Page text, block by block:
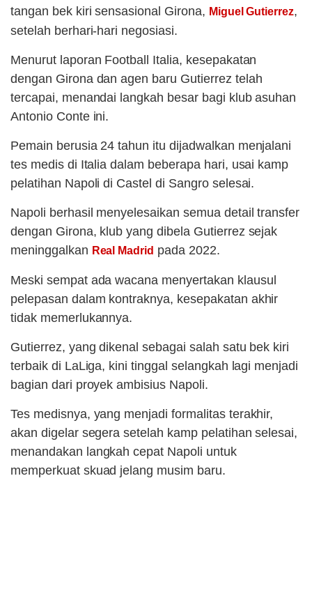
tangan bek kiri sensasional Girona, Miguel Gutierrez,
setelah berhari-hari negosiasi.
Menurut laporan Football Italia, kesepakatan
dengan Girona dan agen baru Gutierrez telah
tercapai, menandai langkah besar bagi klub asuhan
Antonio Conte ini.
Pemain berusia 24 tahun itu dijadwalkan menjalani
tes medis di Italia dalam beberapa hari, usai kamp
pelatihan Napoli di Castel di Sangro selesai.
Napoli berhasil menyelesaikan semua detail transfer
dengan Girona, klub yang dibela Gutierrez sejak
meninggalkan Real Madrid pada 2022.
Meski sempat ada wacana menyertakan klausul
pelepasan dalam kontraknya, kesepakatan akhir
tidak memerlukannya.
Gutierrez, yang dikenal sebagai salah satu bek kiri
terbaik di LaLiga, kini tinggal selangkah lagi menjadi
bagian dari proyek ambisius Napoli.
Tes medisnya, yang menjadi formalitas terakhir,
akan digelar segera setelah kamp pelatihan selesai,
menandakan langkah cepat Napoli untuk
memperkuat skuad jelang musim baru.